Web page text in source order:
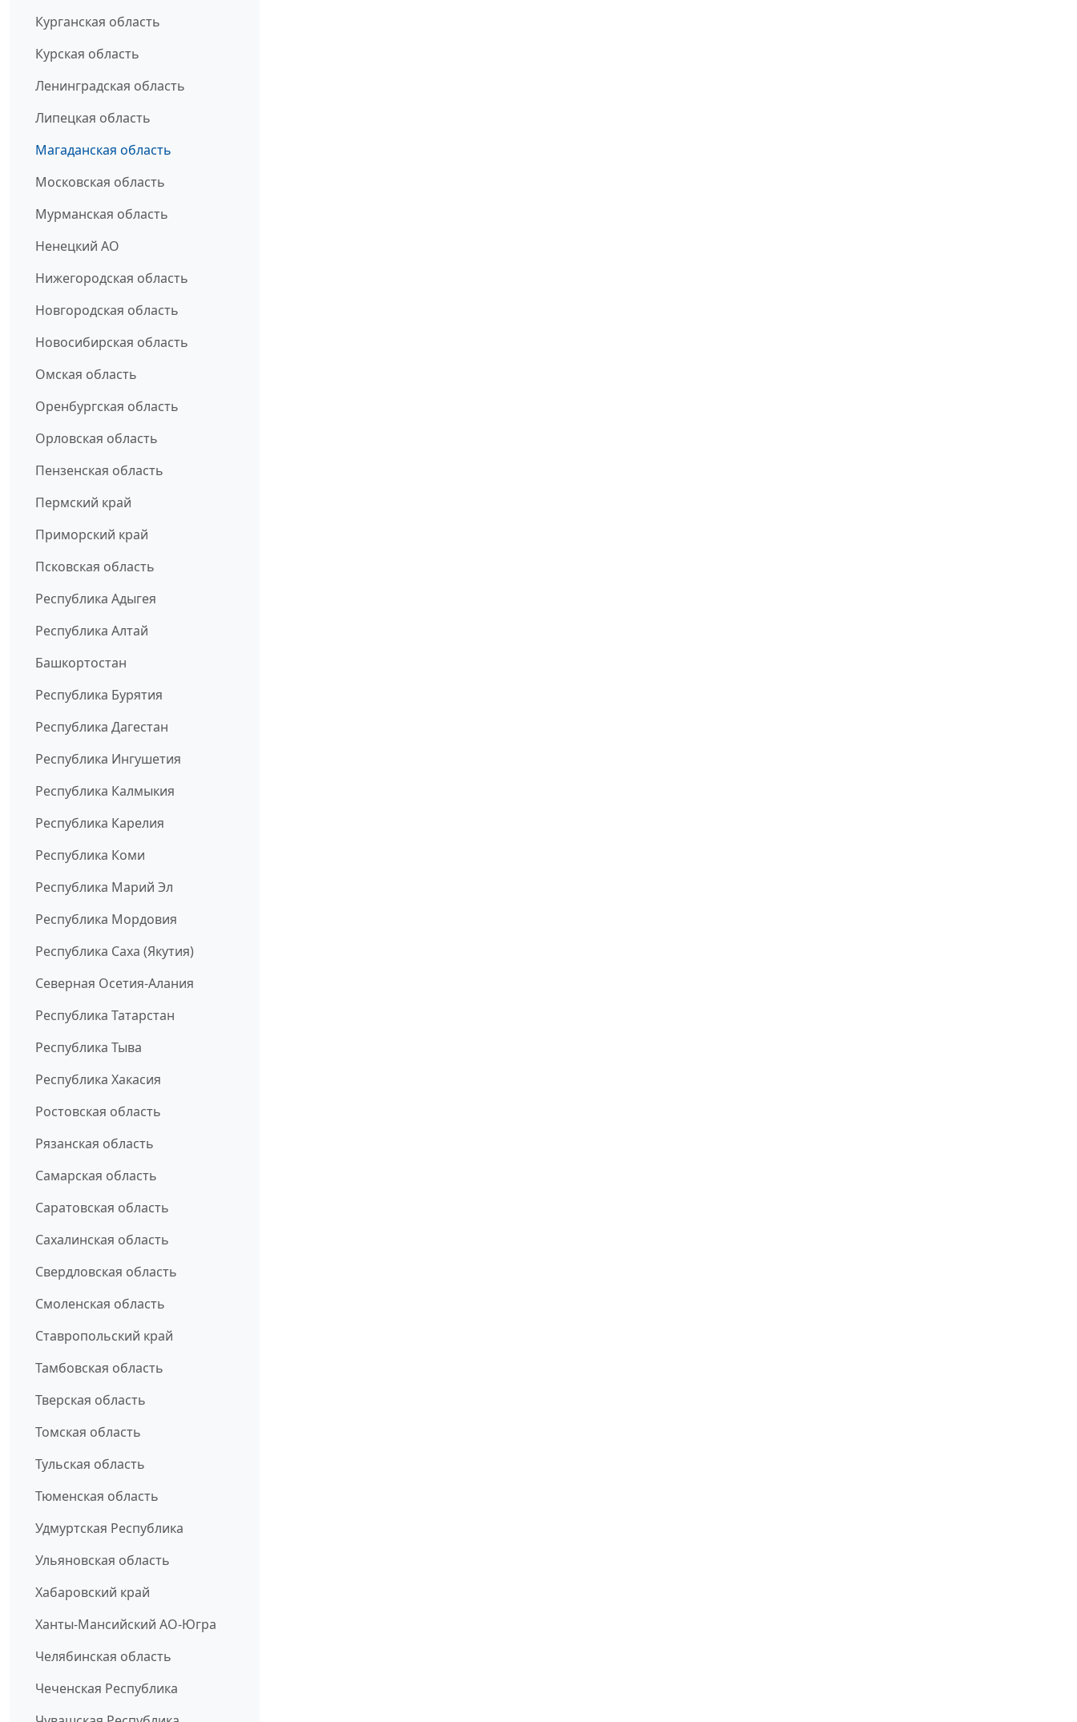
Курганская область
Курская область
Ленинградская область
Липецкая область
Магаданская область
Московская область
Мурманская область
Ненецкий АО
Нижегородская область
Новгородская область
Новосибирская область
Омская область
Оренбургская область
Орловская область
Пензенская область
Пермский край
Приморский край
Псковская область
Республика Адыгея
Республика Алтай
Башкортостан
Республика Бурятия
Республика Дагестан
Республика Ингушетия
Республика Калмыкия
Республика Карелия
Республика Коми
Республика Марий Эл
Республика Мордовия
Республика Саха (Якутия)
Северная Осетия-Алания
Республика Татарстан
Республика Тыва
Республика Хакасия
Ростовская область
Рязанская область
Самарская область
Саратовская область
Сахалинская область
Свердловская область
Смоленская область
Ставропольский край
Тамбовская область
Тверская область
Томская область
Тульская область
Тюменская область
Удмуртская Республика
Ульяновская область
Хабаровский край
Ханты-Мансийский АО-Югра
Челябинская область
Чеченская Республика